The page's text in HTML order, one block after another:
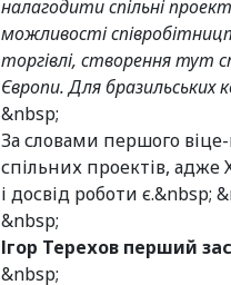
налагодити спільні
можливості
торгівлі, створення тут
Європи. Для бразильських
&nbsp;
За словами першого віце-
спільних проектів, адже
і досвід роботи є.&nbsp;
&nbsp;
Ігор Терехов перший
&nbsp;